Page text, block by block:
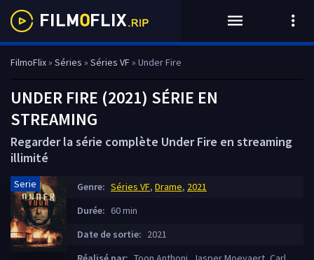
FilmoFlix» Séries » Séries VF » Under Fire
UNDER FIRE (2021) SÉRIE EN
STREAMING
Regarder la série complète Under Fire en streaming
illimité
Serie Genre: Séries VF, Drame, 2021
Durée: 60 min
Date de sortie: 2021